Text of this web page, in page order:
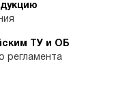
ТУ и ОБ
регламента